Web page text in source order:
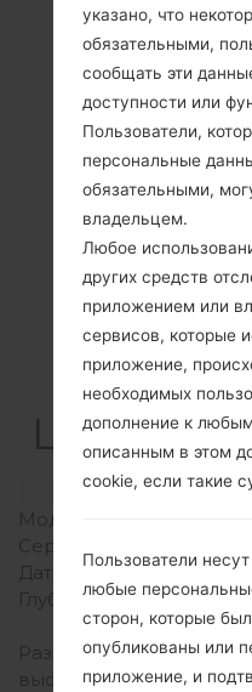
Модель и ее
Модель
Серия
Дата выпуска
Глубина
Размеры (ширина /
высота)
указано, что
обязательными,
сообщать эти
доступности или
Пользователи,
персональные
обязательными,
владельцем.
Любое
других средств
приложением или
сервисов, которые
приложение,
необходимых
дополнение к
описанным в этом
cookie, если такие
Пользователи
любые
сторон, которые
опубликованы или
приложение, и